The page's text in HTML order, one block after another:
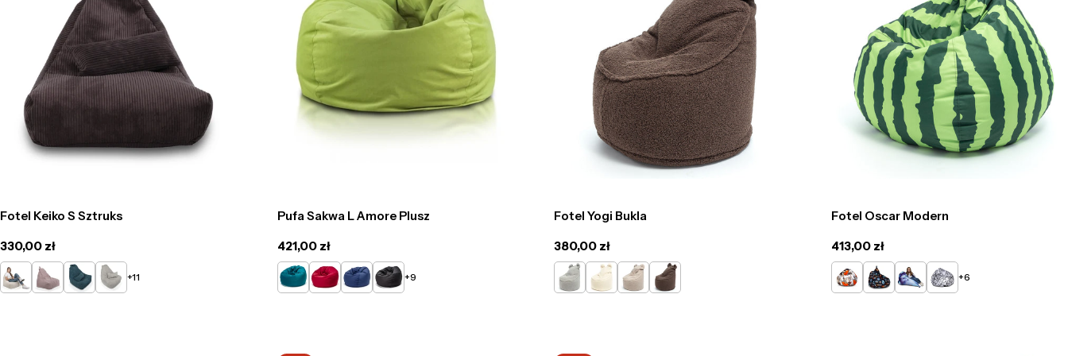
Fotel Keiko S Sztruks
Cena
regularna
330,00 zł
KremowyPudrowy
róż
TurkusowyPopielaty
+11
Pufa Sakwa L Amore Plusz
Cena
regularna
421,00 zł
TurkusowyCzerwonyNiebieski
Czarny+9
Fotel Yogi Bukla
Cena
regularna
380,00 zł
Jasno
Szary
KremowyCappucino
Ciemno
Brązowy
Fotel Oscar Modern
Cena
regularna
413,00 zł
DG42
DG40 DG52 DG48 +6